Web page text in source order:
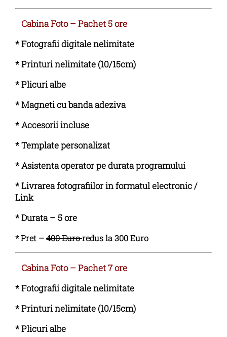
Cabina Foto – Pachet 5 ore
* Fotografii digitale nelimitate
* Printuri nelimitate (10/15cm)
* Plicuri albe
* Magneti cu banda adeziva
* Accesorii incluse
* Template personalizat
* Asistenta operator pe durata programului
* Livrarea fotografiilor in formatul electronic /
Link
* Durata – 5 ore
* Pret –400 Euroredus la 300 Euro
Cabina Foto – Pachet 7 ore
* Fotografii digitale nelimitate
* Printuri nelimitate (10/15cm)
* Plicuri albe